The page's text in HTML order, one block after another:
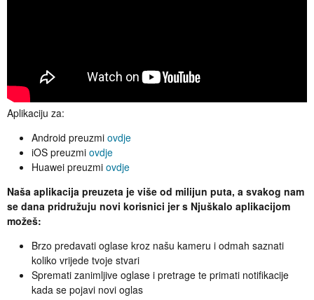
Aplikaciju za:
Android preuzmi ovdje
iOS preuzmi ovdje
Huawei preuzmi ovdje
Naša aplikacija preuzeta je više od milijun puta, a svakog nam
se dana pridružuju novi korisnici jer s Njuškalo aplikacijom
možeš:
Brzo predavati oglase kroz našu kameru i odmah saznati
koliko vrijede tvoje stvari
Spremati zanimljive oglase i pretrage te primati notifikacije
kada se pojavi novi oglas